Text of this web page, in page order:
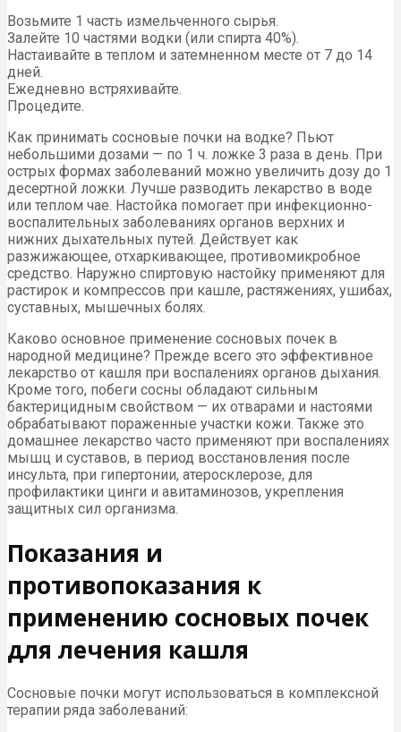
Возьмите 1 часть измельченного сырья.
Залейте 10 частями водки (или спирта 40%).
Настаивайте в теплом и затемненном месте от 7 до 14
дней.
Ежедневно встряхивайте.
Процедите.
Как принимать сосновые почки на водке? Пьют
небольшими дозами — по 1 ч. ложке 3 раза в день. При
острых формах заболеваний можно увеличить дозу до 1
десертной ложки. Лучше разводить лекарство в воде
или теплом чае. Настойка помогает при инфекционно-
воспалительных заболеваниях органов верхних и
нижних дыхательных путей. Действует как
разжижающее, отхаркивающее, противомикробное
средство. Наружно спиртовую настойку применяют для
растирок и компрессов при кашле, растяжениях, ушибах,
суставных, мышечных болях.
Каково основное применение сосновых почек в
народной медицине? Прежде всего это эффективное
лекарство от кашля при воспалениях органов дыхания.
Кроме того, побеги сосны обладают сильным
бактерицидным свойством — их отварами и настоями
обрабатывают пораженные участки кожи. Также это
домашнее лекарство часто применяют при воспалениях
мышц и суставов, в период восстановления после
инсульта, при гипертонии, атеросклерозе, для
профилактики цинги и авитаминозов, укрепления
защитных сил организма.
Показания и
противопоказания к
применению сосновых почек
для лечения кашля
Сосновые почки могут использоваться в комплексной
терапии ряда заболеваний: